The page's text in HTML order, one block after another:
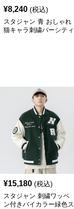
¥8,240 (税込)
スタジャン 青 おしゃれ
猫キャラ刺繍バーシティ
¥15,180 (税込)
スタジャン 刺繍ワッペ
ン付きバイカラー緑色ス